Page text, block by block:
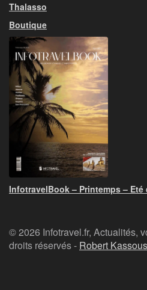
Thalasso
Boutique
InfotravelBook – Printemps – Eté
© 2026 Infotravel.fr, Actualités,
droits réservés - Robert Kassous